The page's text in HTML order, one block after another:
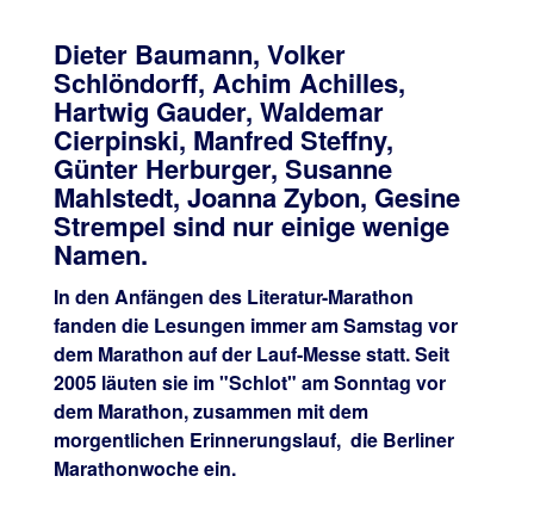
Dieter Baumann, Volker
Schlöndorff, Achim Achilles,
Hartwig Gauder, Waldemar
Cierpinski, Manfred Steffny,
Günter Herburger, Susanne
Mahlstedt, Joanna Zybon, Gesine
Strempel sind nur einige wenige
Namen.
In den Anfängen des Literatur-Marathon
fanden die Lesungen immer am Samstag vor
dem Marathon auf der Lauf-Messe statt. Seit
2005 läuten sie im "Schlot" am Sonntag vor
dem Marathon, zusammen mit dem
morgentlichen Erinnerungslauf, die Berliner
Marathonwoche ein.